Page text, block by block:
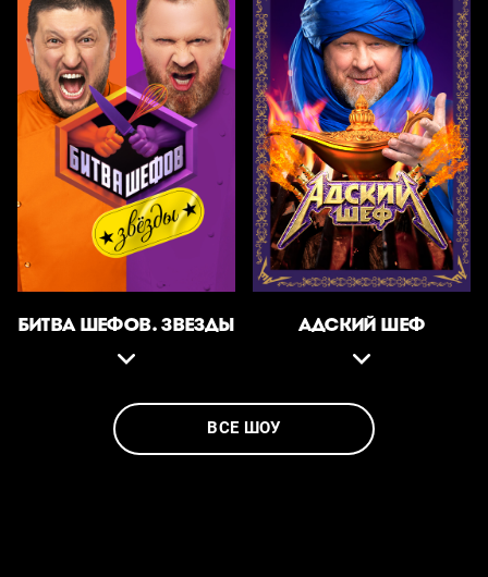
БИТВА ШЕФОВ. ЗВЕЗДЫ АДСКИЙ ШЕФ
ВСЕ ШОУ